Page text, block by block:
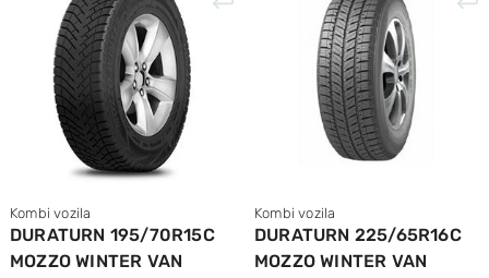
Kombi vozila
DURATURN 195/70R15C
MOZZO WINTER VAN
Kombi vozila
DURATURN 225/65R16C
MOZZO WINTER VAN